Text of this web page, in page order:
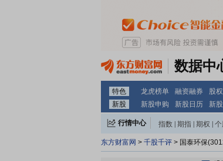
数据中
特色 龙虎榜单 融资融券 股
新股
新股申购 新股日历 新
行情中心 指数 期指 期权 个
东方财富网 > 千股千评 > 国泰环保